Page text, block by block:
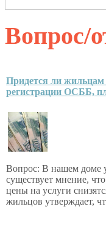
Вопрос/
Придется ли жильцам
регистрации ОСББ,
Вопрос: В нашем доме
существует мнение,
цены на услуги
жильцов утверждает,